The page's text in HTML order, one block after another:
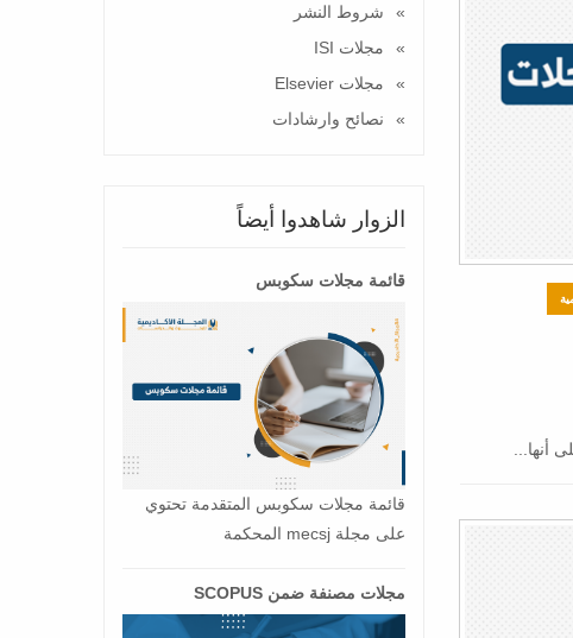
أنها...
شروط النشر
مجلات ISI
مجلات Elsevier
نصائح وارشادات
الزوار شاهدوا أيضاً
قائمة مجلات سكوبس
قائمة مجلات سكوبس المتقدمة تحتوي
على مجلة mecsj المحكمة
مجلات مصنفة ضمن SCOPUS